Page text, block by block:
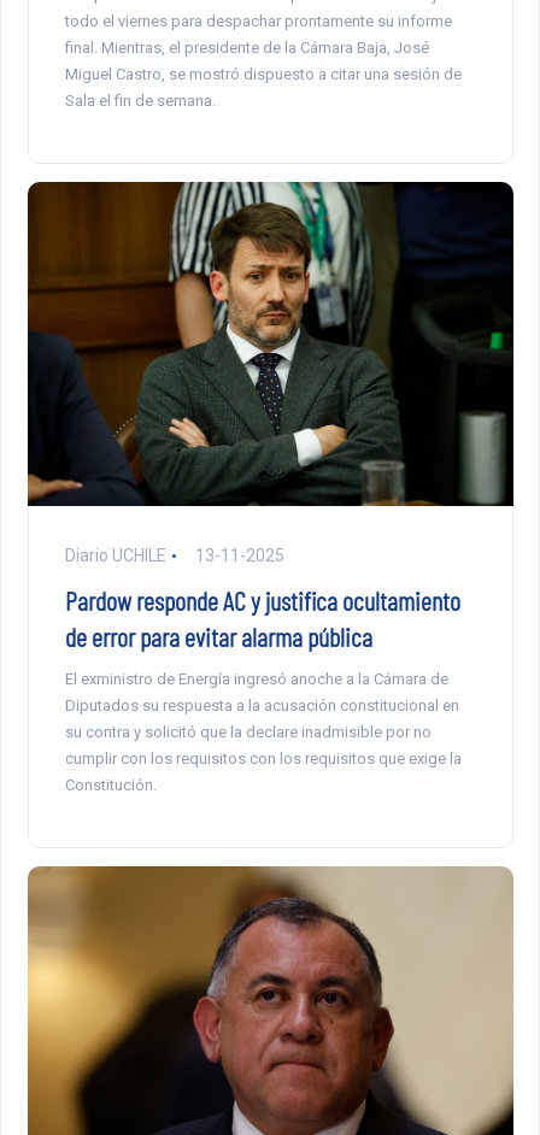
todo el viernes para despachar prontamente su informe
final. Mientras, el presidente de la Cámara Baja, José
Miguel Castro, se mostró dispuesto a citar una sesión de
Sala el fin de semana.
Diario UCHILE 13-11-2025
Pardow responde AC y justifica ocultamiento
de error para evitar alarma pública
El exministro de Energía ingresó anoche a la Cámara de
Diputados su respuesta a la acusación constitucional en
su contra y solicitó que la declare inadmisible por no
cumplir con los requisitos con los requisitos que exige la
Constitución.